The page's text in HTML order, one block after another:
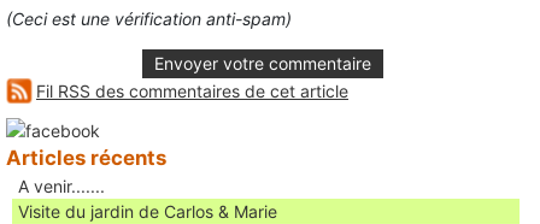
(Ceci est une vérification anti-spam)
Envoyer votre commentaire
Fil RSS des commentaires de cet article
Articles récents
A venir.......
Visite du jardin de Carlos & Marie